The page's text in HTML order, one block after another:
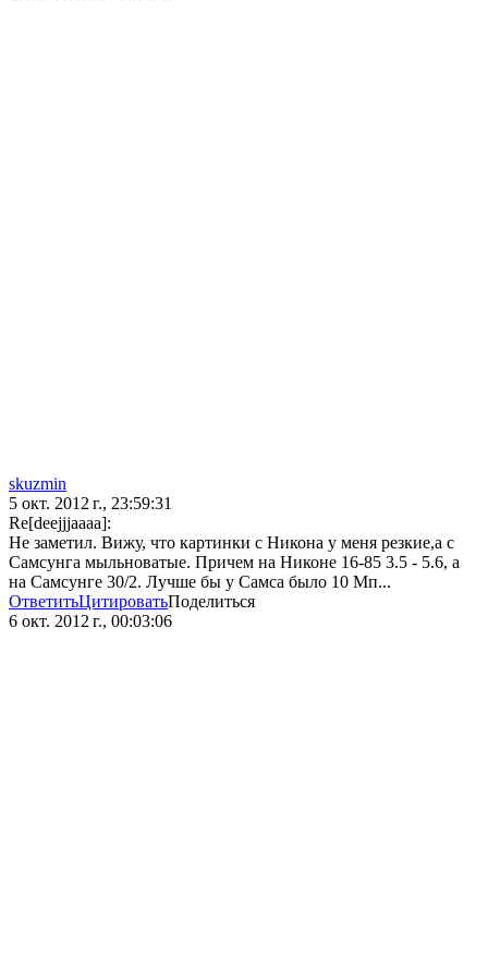
skuzmin
5 окт. 2012 г., 23:59:31
Re[deejjjaaaa]:
Не заметил. Вижу, что картинки с Никона у меня резкие,а с
Самсунга мыльноватые. Причем на Никоне 16-85 3.5 - 5.6, а
на Самсунге 30/2. Лучше бы у Самса было 10 Мп...
ОтветитьЦитироватьПоделиться
6 окт. 2012 г., 00:03:06